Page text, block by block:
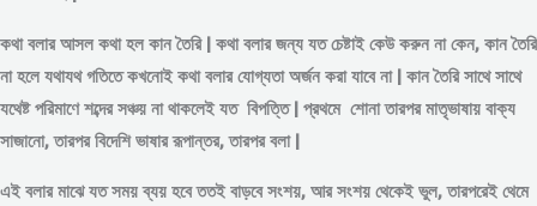
কথা বলার আসল কথা হল কান তৈরি | কথা বলার জন্য যত চেষ্টাই কেউ করুন না কেন, কান তৈরি
না হলে যথাযথ গতিতে কখনোই কথা বলার যোগ্যতা অর্জন করা যাবে না | কান তৈরি সাথে সাথে
যথেষ্ট পরিমাণেশব্দেরসঞ্চয় না থাকলেই যত বিপত্তি | প্রথমে শোনা তারপর মাতৃভাষায় বাক্য
সাজানো, তারপর বিদেশি ভাষার রূপান্তর, তারপর বলা |
এই বলার মাঝে যত সময় ব্যয় হবে ততই বাড়বে সংশয়, আর সংশয় থেকেই ভুল, তারপরেই থেমে